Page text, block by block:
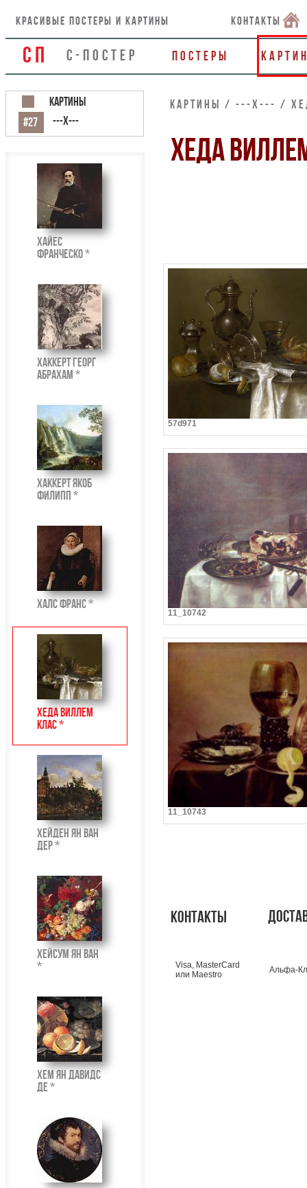
СП С-ПОСТЕР Постеры
красивые постеры и картины контакты
Хайес
Франческо *
Хаккерт Георг
Абрахам *
Хаккерт Якоб
Филипп *
Халс Франс *
Хеда Виллем
Клас *
Хейден Ян ван
дер *
Хейсум Ян ван
*
Хем Ян Давидс
де *
Картины
#27
---Х---
Картины / ---Х--- /
ХЕДА
57d971
11_10742
11_10743
контакты
Visa, MasterCard
или Maestro
Альфа-